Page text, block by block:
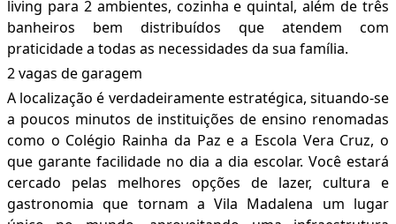
living para 2 ambientes, cozinha e quintal, além de três
banheiros bem distribuídos que atendem com
praticidade a todas as necessidades da sua família.
2 vagas de garagem
A localização é verdadeiramente estratégica, situando-se
a poucos minutos de instituições de ensino renomadas
como o Colégio Rainha da Paz e a Escola Vera Cruz, o
que garante facilidade no dia a dia escolar. Você estará
cercado pelas melhores opções de lazer, cultura e
gastronomia que tornam a Vila Madalena um lugar